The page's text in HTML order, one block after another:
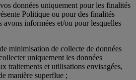
données uniquement pour les finalités
Politique ou pour des finalités
avons informées et/ou pour lesquelles
minimisation de collecte de données
uniquement les données
traitements et utilisations envisagées,
manière superflue ;